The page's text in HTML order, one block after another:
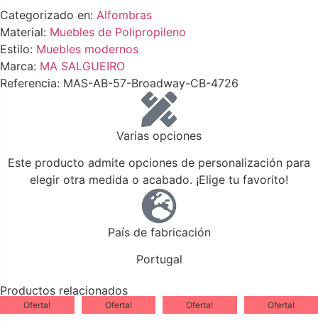
Categorizado en: Alfombras
Material: Muebles de Polipropileno
Estilo: Muebles modernos
Marca: MA SALGUEIRO
Referencia: MAS-AB-57-Broadway-CB-4726
Varias opciones
Este producto admite opciones de personalización para
elegir otra medida o acabado. ¡Elige tu favorito!
País de fabricación
Portugal
Productos relacionados
Oferta! Oferta! Oferta! Oferta!